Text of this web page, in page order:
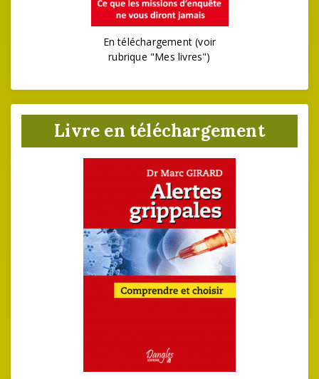
En téléchargement (voir
rubrique "Mes livres")
Livre en téléchargement